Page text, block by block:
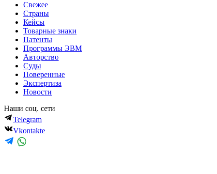
Свежее
Страны
Кейсы
Товарные знаки
Патенты
Программы ЭВМ
Авторство
Суды
Поверенные
Экспертиза
Новости
Наши соц. сети
Telegram
Vkontakte